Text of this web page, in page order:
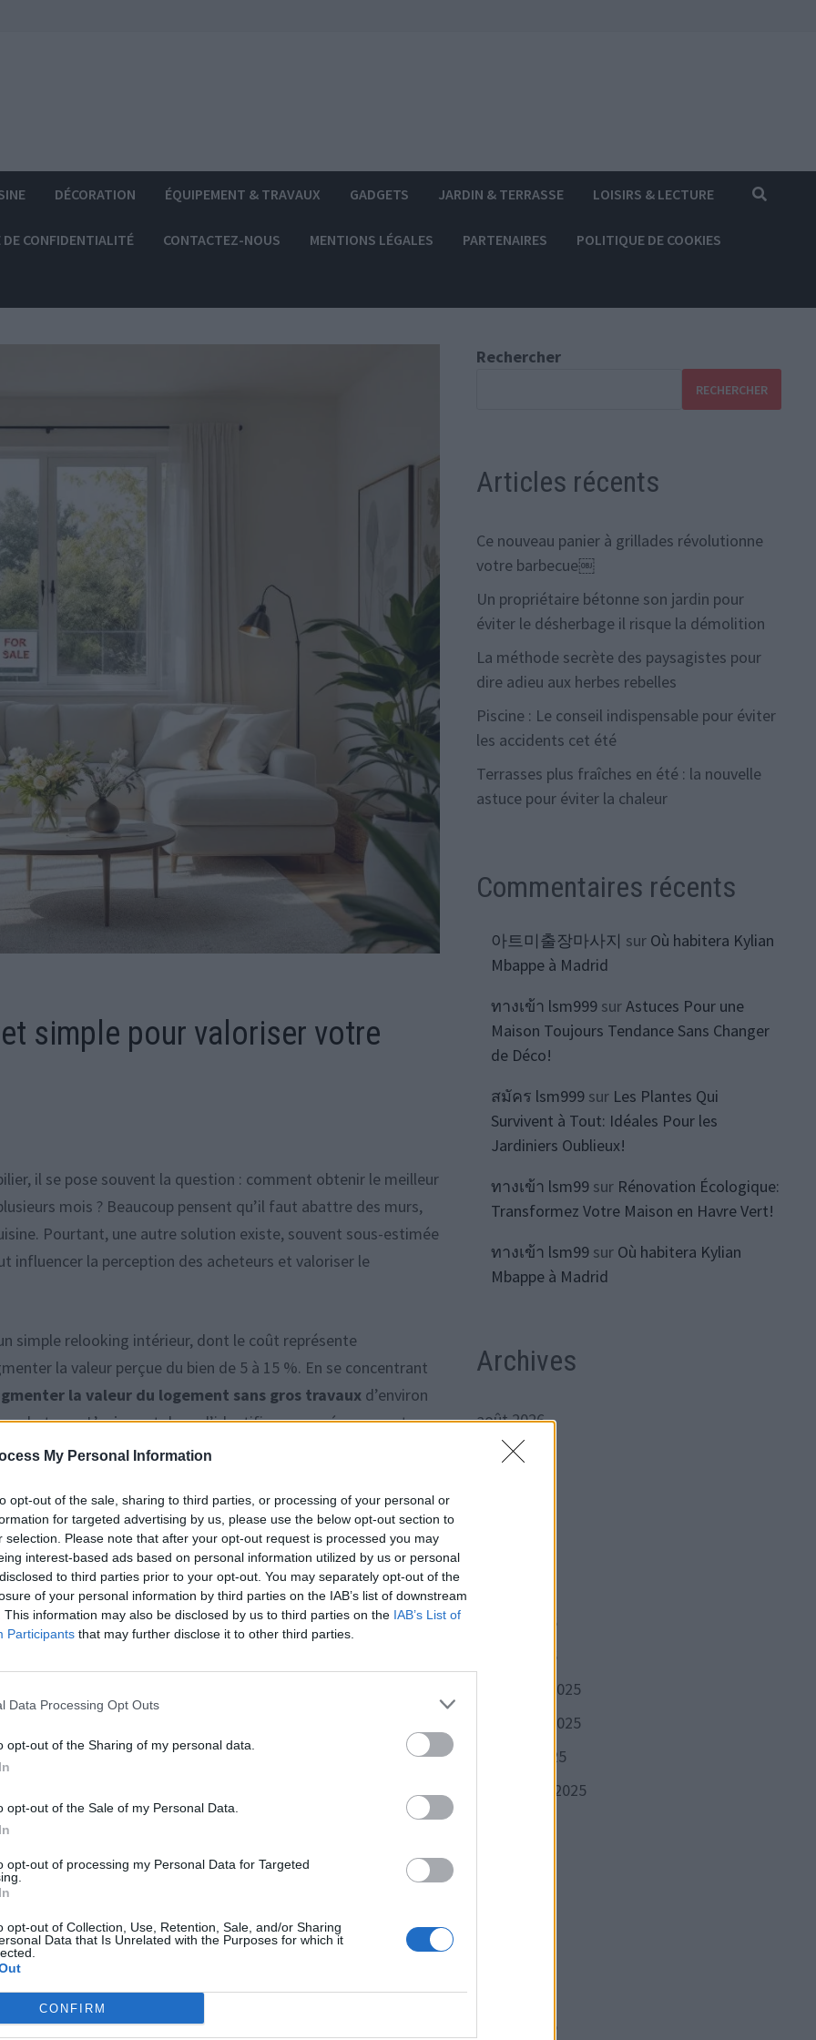
My Personal Information
opt-out of the sale, sharing to third parties, or processing of your personal or
for targeted advertising by us, please use the below opt-out section to
selection. Please note that after your opt-out request is processed you may
interest-based ads based on personal information utilized by us or personal
to third parties prior to your opt-out. You may separately opt-out of the
of your personal information by third parties on the IAB’s list of downstream
This information may also be disclosed by us to third parties on the IAB’s List of
Participants that may further disclose it to other third parties.
Data Processing Opt Outs
opt-out of the Sharing of my personal data.
opt-out of the Sale of my Personal Data.
opt-out of processing my Personal Data for Targeted
opt-out of Collection, Use, Retention, Sale, and/or Sharing
Data that Is Unrelated with the Purposes for which it
CONFIRM
DÉCORATION ÉQUIPEMENT & TRAVAUX GADGETS JARDIN & TERRASSE LOISIRS & LECTURE
CONFIDENTIALITÉ CONTACTEZ-NOUS MENTIONS LÉGALES PARTENAIRES POLITIQUE DE COOKIES
simple pour valoriser votre
il se pose souvent la question : comment obtenir le meilleur
mois ? Beaucoup pensent qu’il faut abattre des murs,
Pourtant, une autre solution existe, souvent sous-estimée
influencer la perception des acheteurs et valoriser le
simple relooking intérieur, dont le coût représente
la valeur perçue du bien de 5 à 15 %. En se concentrant
la valeur du logement sans gros travaux d’environ
L’enjeu est donc d’identifier ces aménagements
leurs vêtements, valises ou jouets. Même un grand
ou mal organisés. Améliorer l’intérieur des rangements en
casiers ou des boîtes fermées donne une impression
des étagères jusqu’au plafond dans un couloir, une
un escalier permet de libérer de l’espace au sol. Même dans
la loi Carrez, il est possible de créer des coins de rangement
forte, plus le bien pourra être valorisé dans la fourchette
clés
mieux entretenu. Pour cela, il est recommandé de repeindre
le blanc cassé, le lin ou le gris pâle. Des miroirs placés face
et donner une impression de volume
Rechercher
RECHERCHER
Articles récents
Ce nouveau panier à grillades révolutionne
votre barbecue￼
Un propriétaire bétonne son jardin pour
éviter le désherbage il risque la démolition
La méthode secrète des paysagistes pour
dire adieu aux herbes rebelles
Piscine : Le conseil indispensable pour éviter
les accidents cet été
Terrasses plus fraîches en été : la nouvelle
astuce pour éviter la chaleur
Commentaires récents
아트미출장마사지 sur Où habitera Kylian
Mbappe à Madrid
ทางเข้า lsm999surAstuces Pour une
Maison Toujours Tendance Sans Changer
de Déco!
สมัคร lsm999sur Les Plantes Qui
Survivent à Tout: Idéales Pour les
Jardiniers Oublieux!
ทางเข้า lsm99sur Rénovation Écologique:
Transformez Votre Maison en Havre Vert!
ทางเข้า lsm99sur Où habitera Kylian
Mbappe à Madrid
Archives
août 2026
juillet 2026
février 2026
janvier 2026
décembre 2025
novembre 2025
octobre 2025
septembre 2025
février 2025